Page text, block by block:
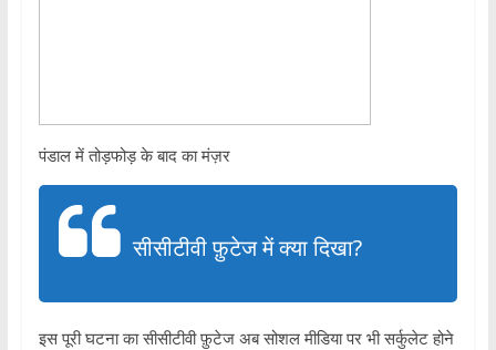
पंडाल में तोड़फोड़ के बाद का मंज़र
सीसीटीवी फ़ुटेज में क्या दिखा?
इस पूरी घटना का सीसीटीवी फ़ुटेज अब सोशल मीडिया पर भी सर्कुलेट होने